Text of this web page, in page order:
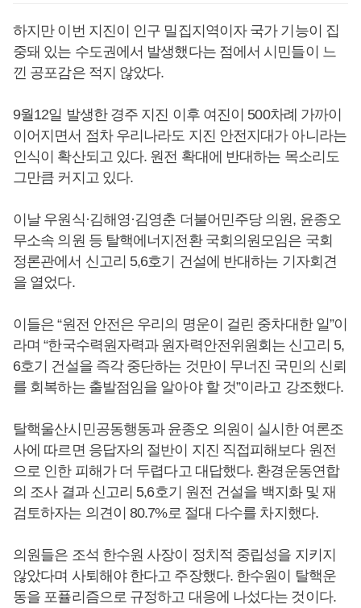
하지만 이번 지진이 인구 밀집지역이자 국가 기능이 집
중돼 있는 수도권에서 발생했다는 점에서 시민들이 느
낀 공포감은 적지 않았다.
9월12일 발생한 경주 지진 이후 여진이 500차례 가까이
이어지면서 점차 우리나라도 지진 안전지대가 아니라는
인식이 확산되고 있다. 원전 확대에 반대하는 목소리도
그만큼 커지고 있다.
이날 우원식·김해영·김영춘 더불어민주당 의원, 윤종오
무소속 의원 등 탈핵에너지전환 국회의원모임은 국회
정론관에서 신고리 5,6호기 건설에 반대하는 기자회견
을 열었다.
이들은 “원전 안전은 우리의 명운이 걸린 중차대한 일”이
라며 “한국수력원자력과 원자력안전위원회는 신고리 5,
6호기 건설을 즉각 중단하는 것만이 무너진 국민의 신뢰
를 회복하는 출발점임을 알아야 할 것”이라고 강조했다.
탈핵울산시민공동행동과 윤종오 의원이 실시한 여론조
사에 따르면 응답자의 절반이 지진 직접피해보다 원전
으로 인한 피해가 더 두렵다고 대답했다. 환경운동연합
의 조사 결과 신고리 5,6호기 원전 건설을 백지화 및 재
검토하자는 의견이 80.7%로 절대 다수를 차지했다.
의원들은 조석 한수원 사장이 정치적 중립성을 지키지
않았다며 사퇴해야 한다고 주장했다. 한수원이 탈핵운
동을 포퓰리즘으로 규정하고 대응에 나섰다는 것이다.